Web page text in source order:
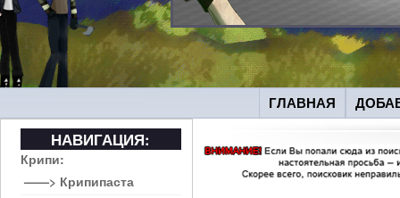
ГЛАВНАЯ
НАВИГАЦИЯ:
Крипи:
——> Крипипаста